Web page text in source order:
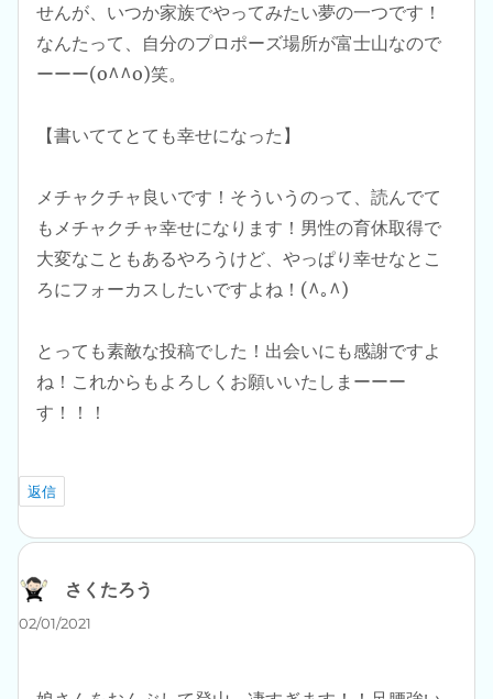
せんが、いつか家族でやってみたい夢の一つです！
なんたって、自分のプロポーズ場所が富士山なので
ーーー(o^^o)笑。
【書いててとても幸せになった】
メチャクチャ良いです！そういうのって、読んでて
もメチャクチャ幸せになります！男性の育休取得で
大変なこともあるやろうけど、やっぱり幸せなとこ
ろにフォーカスしたいですよね！(^｡^)
とっても素敵な投稿でした！出会いにも感謝ですよ
ね！これからもよろしくお願いいたしまーーー
す！！！
返信
さくたろう
02/01/2021